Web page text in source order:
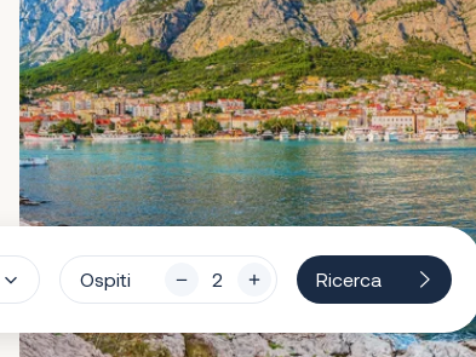
Ospiti Ricerca